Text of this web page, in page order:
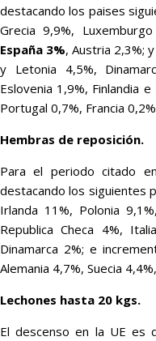
destacando los paises
Grecia 9,9%,
España 3%, Austria 2,3%;
y Letonia 4,5%,
Eslovenia 1,9%, Finlandia
Portugal 0,7%, Francia
Hembras de reposición.
Para el periodo citado
destacando los siguientes
Irlanda 11%, Polonia 9,1%,
Republica Checa 4%,
Dinamarca 2%; e
Alemania 4,7%, Suecia
Lechones hasta 20 kgs.
El descenso en la UE es